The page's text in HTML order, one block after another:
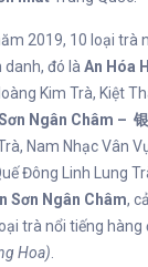
2019, 10 loại trà
danh, đó làAn Hóa
Kim Trà, Kiệt
Ngân Châm –
Nam Nhạc Vân
Đông Linh Lung
Sơn Ngân Châm,
trà nổi tiếng hàng
Hoa).